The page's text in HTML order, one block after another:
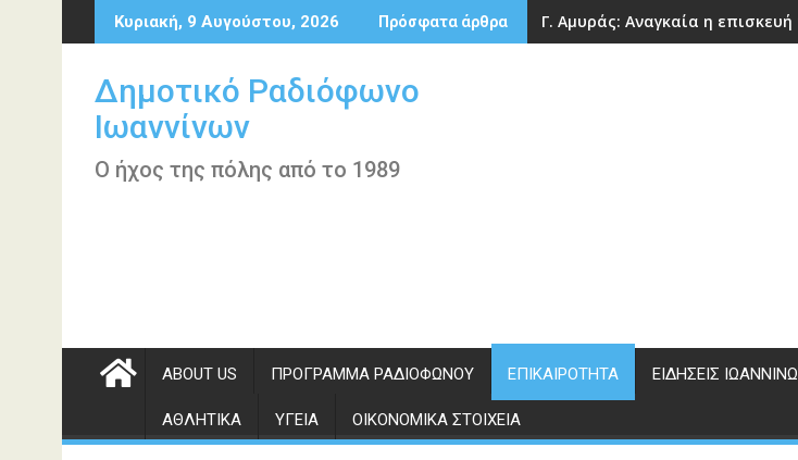
Περάστε
στο
Κυριακή, 9 Αυγούστου, 2026 Πρόσφατα άρθρα Γ. Αμυράς: Αναγκαία η
Δημοτικό Ραδιόφωνο
Ιωαννίνων
Ο ήχος της πόλης από το 1989
ABOUT US ΠΡΌΓΡΑΜΜΑ ΡΑΔΙΟΦΏΝΟΥ ΕΠΙΚΑΙΡΌΤΗΤΑ ΕΙΔΉΣΕΙΣ
ΑΘΛΗΤΙΚΆ ΥΓΕΊΑ ΟΙΚΟΝΟΜΙΚΆ ΣΤΟΙΧΕΊΑ